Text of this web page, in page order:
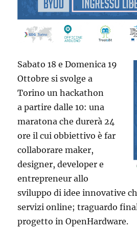
Sabato 18 e Domenica 19
Ottobre si svolge a
Torino un hackathon
a partire dalle 10: una
maratona che durerà 24
ore il cui obbiettivo è far
collaborare maker,
designer, developer e
entrepreneur allo
sviluppo di idee innovative
servizi online; traguardo
progetto in OpenHardware.